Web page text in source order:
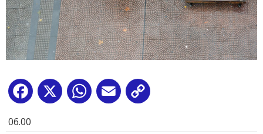
Facebook
X WhatsApp
Email
06.00